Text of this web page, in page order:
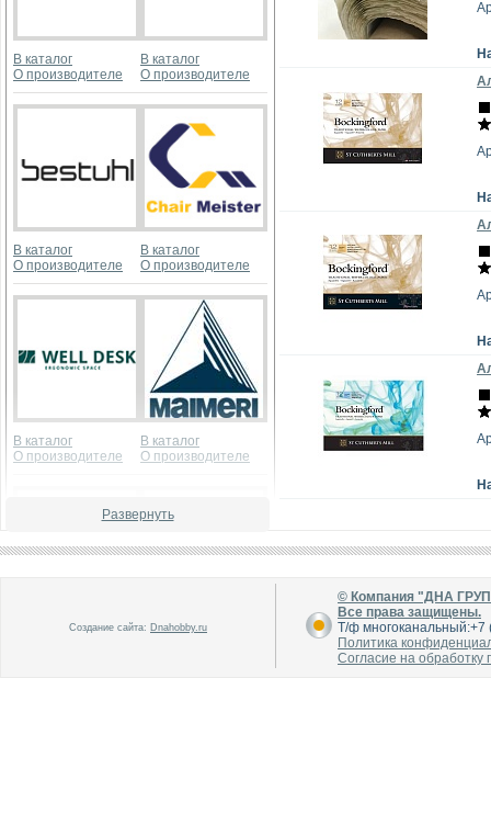
В каталог
О производителе
В каталог
О производителе
В каталог
О производителе
В каталог
О производителе
В каталог
О производителе
В каталог
О производителе
В каталог
В каталог
Развернуть
Создание сайта: Dnahobby.ru
© Компания "ДНА
Все права защищены.
Т/ф
Политика
Согласие на